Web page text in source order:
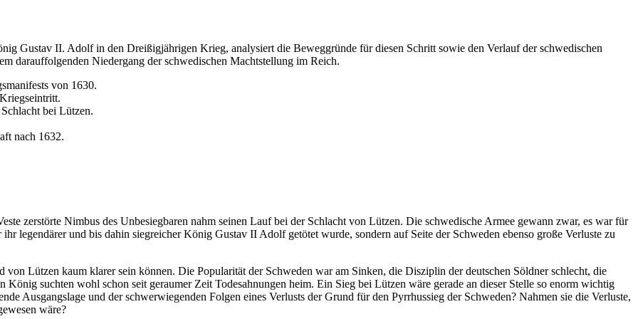
Gustav II. Adolf in den Dreißigjährigen Krieg, analysiert die Beweggründe für diesen Schritt sowie den Verlauf der schwedischen
darauffolgenden Niedergang der schwedischen Machtstellung im Reich.
von 1630.
bei Lützen.
nach 1632.
zerstörte Nimbus des Unbesiegbaren nahm seinen Lauf bei der Schlacht von Lützen. Die schwedische Armee gewann zwar, es war für
legendärer und bis dahin siegreicher König Gustav II Adolf getötet wurde, sondern auf Seite der Schweden ebenso große Verluste zu
Lützen kaum klarer sein können. Die Popularität der Schweden war am Sinken, die Disziplin der deutschen Söldner schlecht, die
suchten wohl schon seit geraumer Zeit Todesahnungen heim. Ein Sieg bei Lützen wäre gerade an dieser Stelle so enorm wichtig
Ausgangslage und der schwerwiegenden Folgen eines Verlusts der Grund für den Pyrrhussieg der Schweden? Nahmen sie die Verluste,
wäre?